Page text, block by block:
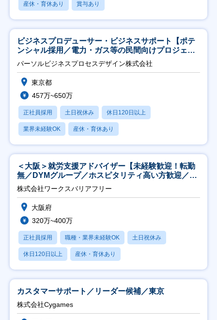
産休・育休あり 賞与あり
ビジネスプロデューサー・ビジネスサポート【ポテ
ンシャル採用／電力・ガス等の民間向けプロジェク
ト推進】
パーソルビジネスプロセスデザイン株式会社
東京都
457万~650万
正社員採用 土日祝休み 休日120日以上
業界未経験OK 産休・育休あり
＜大阪＞就労支援アドバイザー【未経験歓迎！転勤
無／DYMグループ／ホスピタリティ高い方歓迎／土
日祝】
株式会社ワークスバリアフリー
大阪府
320万~400万
正社員採用 職種・業界未経験OK 土日祝休み
休日120日以上 産休・育休あり
カスタマーサポート／リーダー候補／東京
株式会社Cygames